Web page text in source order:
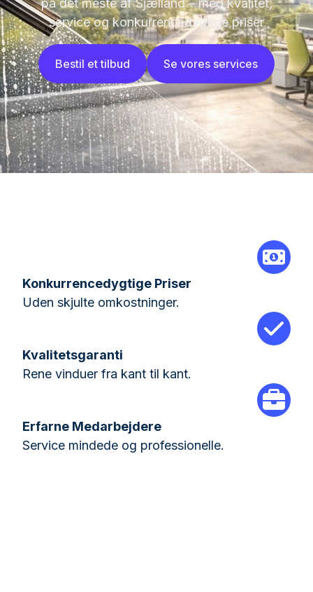
på det meste af Sjælland – med kvalitet,
service og konkurrencedygtige priser
Bestil et tilbud Se vores services
Konkurrencedygtige Priser
Uden skjulte omkostninger.
Kvalitetsgaranti
Rene vinduer fra kant til kant.
Erfarne Medarbejdere
Service mindede og professionelle.